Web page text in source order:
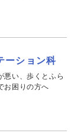
ーション科
悪い、歩くとふら
お困りの方へ